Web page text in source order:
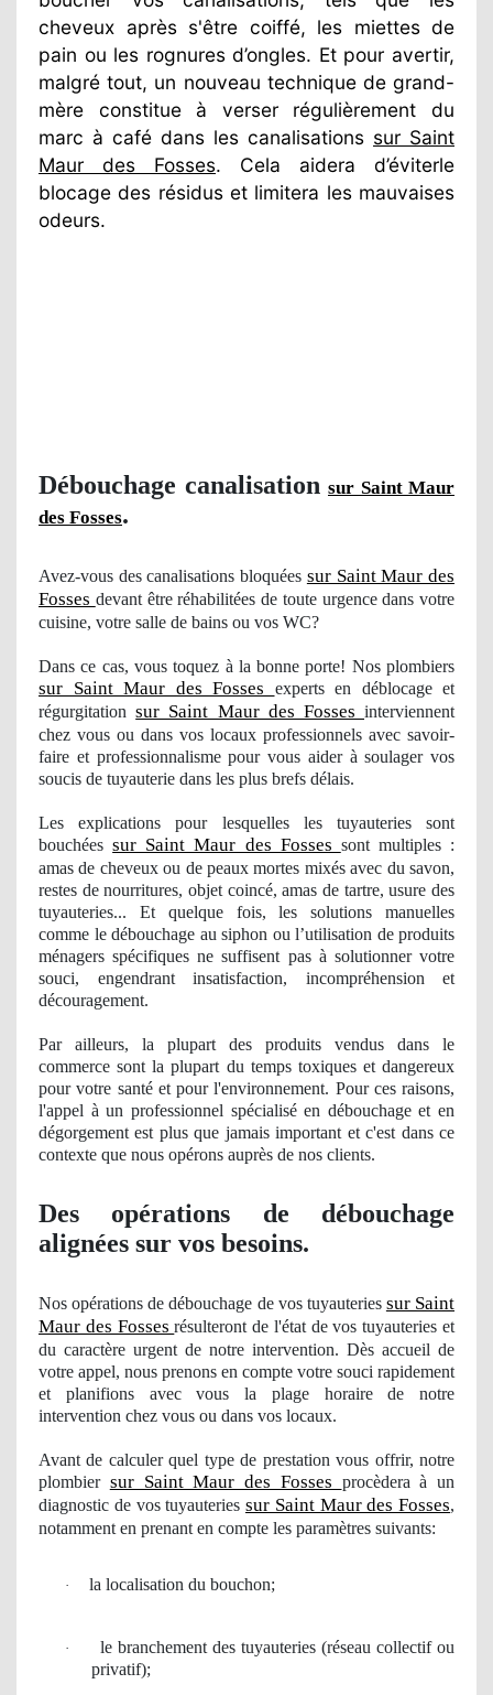
cheveux après s'être coiffé, les miettes de
pain ou les rognures d’ongles. Et pour avertir,
malgré tout, un nouveau technique de grand-
mère constitue à verser régulièrement du
marc à café dans les canalisations sur Saint
Maur des Fosses. Cela aidera d’éviterle
blocage des résidus et limitera les mauvaises
odeurs.
Débouchage canalisation sur Saint Maur
des Fosses.
Avez-vous des canalisations bloquées sur Saint Maur des
Fosses devant être réhabilitées de toute urgence dans votre
cuisine, votre salle de bains ou vos WC?
Dans ce cas, vous toquez à la bonne porte! Nos plombiers
sur Saint Maur des Fosses experts en déblocage et
régurgitationsur Saint Maur des Fossesinterviennent
chez vous ou dans vos locaux professionnels avec savoir-
faire et professionnalisme pour vous aider à soulagervos
soucis de tuyauterie dans les plus brefs délais.
Les explications pour lesquelles les tuyauteries sont
bouchéessur Saint Maur des Fosses sont multiples :
amas de cheveux ou de peaux mortes mixés avec du savon,
restes de nourritures, objet coincé, amas de tartre, usure des
tuyauteries... Et quelque fois, les solutions manuelles
comme le débouchage au siphon ou l’utilisation de produits
ménagersspécifiques ne suffisent pas à solutionner votre
souci, engendrant insatisfaction, incompréhension et
découragement.
Par ailleurs, la plupart des produits vendus dans le
commerce sont la plupart du temps toxiques et dangereux
pour votre santé et pour l'environnement. Pour ces raisons,
l'appel à un professionnel spécialisé en débouchage et en
dégorgement est plus que jamais important et c'est dans ce
contexte que nous opérons auprès de nos clients.
Des opérations de débouchage
alignées sur vos besoins.
Nosopérations de débouchage de vos tuyauteries sur Saint
Maur des Fossesrésulteront de l'état de vos tuyauteries et
du caractère urgent de notre intervention. Dès accueil de
votre appel, nous prenons en compte votre souci rapidement
et planifions avec vous la plage horaire de notre
intervention chez vous ou dans vos locaux.
Avant de calculerquel type de prestation vous offrir, notre
plombier sur Saint Maur des Fosses procèdera à un
diagnostic de vostuyauteries sur Saint Maur des Fosses,
notamment en prenant en compte les paramètres suivants:
· la localisation du bouchon;
· le branchement des tuyauteries (réseau collectifou
privatif);